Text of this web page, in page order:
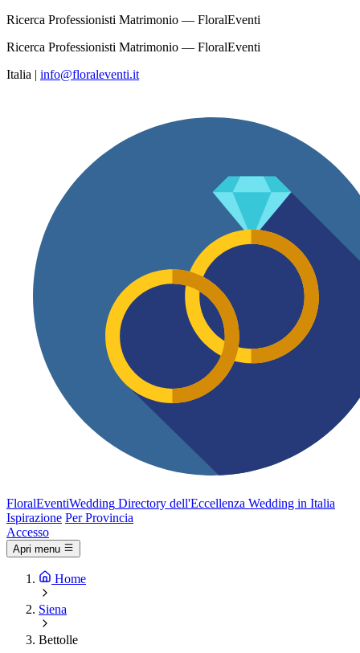
Ricerca Professionisti Matrimonio — FloralEventi
Ricerca Professionisti Matrimonio — FloralEventi
Italia | info@floraleventi.it
FloralEventiWedding Directory dell'Eccellenza Wedding in Italia
Ispirazione Per Provincia
Accesso
Apri menu
Home
Siena
Bettolle